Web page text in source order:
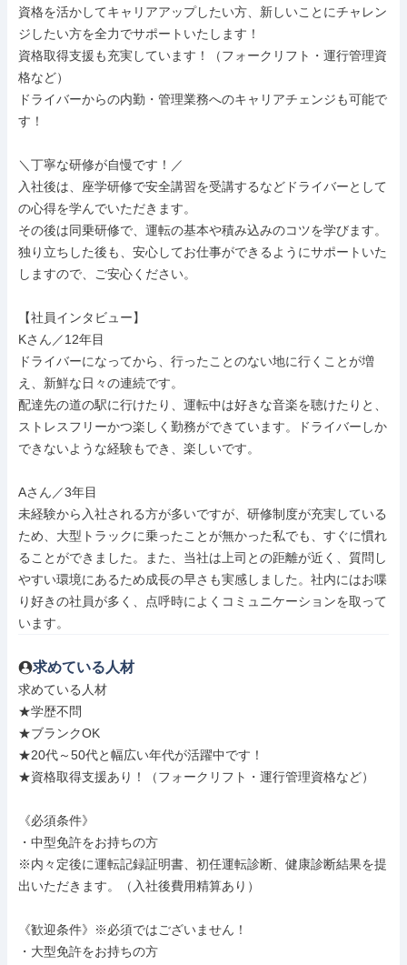
資格を活かしてキャリアアップしたい方、新しいことにチャレン
ジしたい方を全力でサポートいたします！
資格取得支援も充実しています！（フォークリフト・運行管理資
格など）
ドライバーからの内勤・管理業務へのキャリアチェンジも可能で
す！
＼丁寧な研修が自慢です！／
入社後は、座学研修で安全講習を受講するなどドライバーとして
の心得を学んでいただきます。
その後は同乗研修で、運転の基本や積み込みのコツを学びます。
独り立ちした後も、安心してお仕事ができるようにサポートいた
しますので、ご安心ください。
【社員インタビュー】
Kさん／12年目
ドライバーになってから、行ったことのない地に行くことが増
え、新鮮な日々の連続です。
配達先の道の駅に行けたり、運転中は好きな音楽を聴けたりと、
ストレスフリーかつ楽しく勤務ができています。ドライバーしか
できないような経験もでき、楽しいです。
Aさん／3年目
未経験から入社される方が多いですが、研修制度が充実している
ため、大型トラックに乗ったことが無かった私でも、すぐに慣れ
ることができました。また、当社は上司との距離が近く、質問し
やすい環境にあるため成長の早さも実感しました。社内にはお喋
り好きの社員が多く、点呼時によくコミュニケーションを取って
います。
求めている人材
求めている人材
★学歴不問
★ブランクOK
★20代～50代と幅広い年代が活躍中です！
★資格取得支援あり！（フォークリフト・運行管理資格など）
《必須条件》
・中型免許をお持ちの方
※内々定後に運転記録証明書、初任運転診断、健康診断結果を提
出いただきます。（入社後費用精算あり）
《歓迎条件》※必須ではございません！
・大型免許をお持ちの方